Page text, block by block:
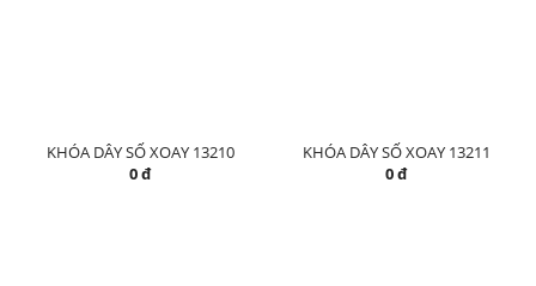
KHÓA DÂY SỐ XOAY 13210
0 đ
KHÓA DÂY SỐ XOAY 13211
0 đ